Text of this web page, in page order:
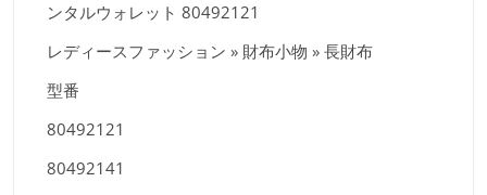
ンタルウォレット 80492121
レディースファッション » 財布小物 » 長財布
型番
80492121
80492141